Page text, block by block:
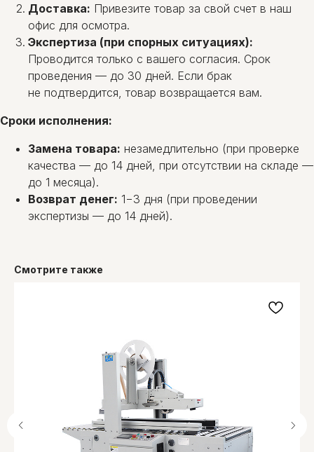
Доставка: Привезите товар за свой счет в наш
офис для осмотра.
Экспертиза (при спорных ситуациях):
Проводится только с вашего согласия. Срок
проведения — до 30 дней. Если брак
не подтвердится, товар возвращается вам.
Сроки исполнения:
Замена товара: незамедлительно (при проверке
качества — до 14 дней, при отсутствии на складе —
до 1 месяца).
Возврат денег: 1−3 дня (при проведении
экспертизы — до 14 дней).
Смотрите также